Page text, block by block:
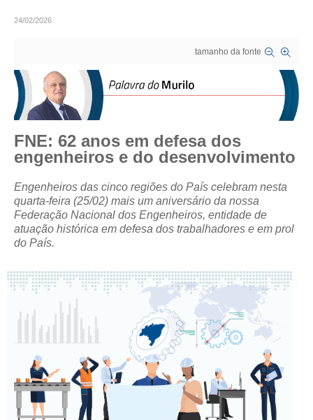
GALERIA EX-PRESIDENTES
ORGANOGRAMA
CRESCE BRASIL
HISTÓRICO E ATUAÇÃO
COMPOSIÇÃO
PERSONALIDADES DA TECNOLOGIA
NÚCLEO DA MULHER ENGENHEIRA
JURÍDICO
CONSULTORIA
24/02/2026
tamanho da fonte
FNE: 62 anos em defesa dos
engenheiros e do desenvolvimento
Engenheiros das cinco regiões do País celebram nesta
quarta-feira (25/02) mais um aniversário da nossa
Federação Nacional dos Engenheiros, entidade de
atuação histórica em defesa dos trabalhadores e em prol
do País.